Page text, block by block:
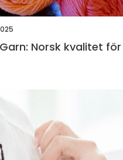
Norsk kvalitet